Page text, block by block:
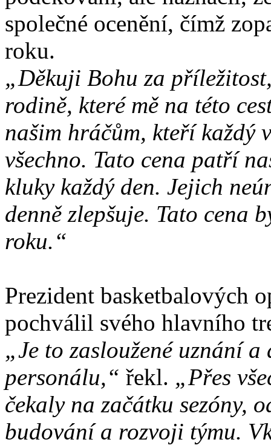
společné ocenění, čímž
roku.
„Děkuji Bohu za
rodině, které mě na této
našim hráčům, kteří každý
všechno. Tato cena patří
kluky každý den. Jejich
denně zlepšuje. Tato cena
roku.“
Prezident basketbalových
pochválil svého hlavního
„Je to zasloužené uznání
personálu,“ řekl. „Přes
čekaly na začátku sezóny,
budování a rozvoji týmu.